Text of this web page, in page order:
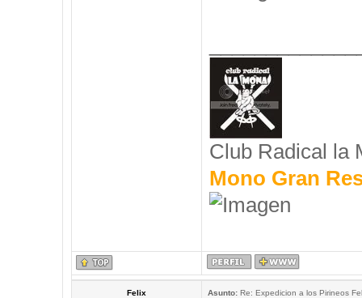
Club Radical la
Mono Gran
Felix Asunto:Re: Expedicion a los Pirineos